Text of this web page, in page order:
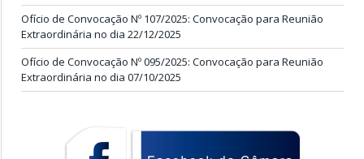
Ofício de Convocação Nº 107/2025: Convocação para Reunião
Extraordinária no dia 22/12/2025
Ofício de Convocação Nº 095/2025: Convocação para Reunião
Extraordinária no dia 07/10/2025